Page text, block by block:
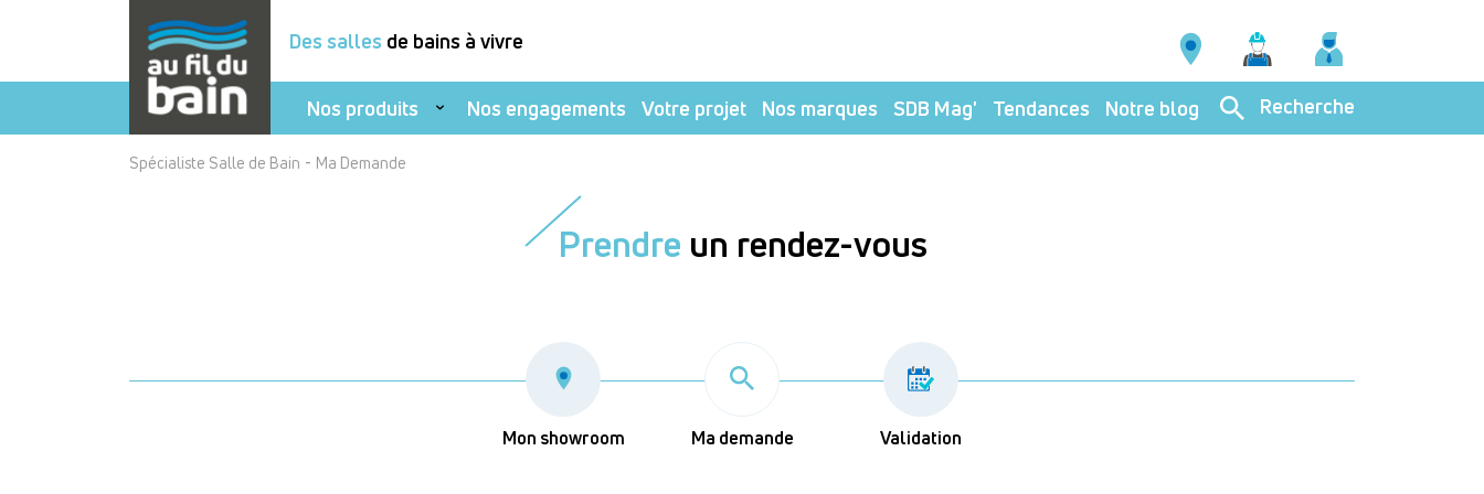
Des salles de bains à vivre
Nos produits Nos engagements Votre projet Nos marques SDB Mag' Tendances Notre blog Recherche
Spécialiste Salle de Bain - Ma Demande
Prendre un rendez-vous
Mon showroom Ma demande Validation